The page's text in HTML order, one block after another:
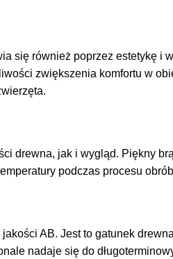
się również poprzez estetykę i
zwiększenia komfortu w
drewna, jak i wygląd. Piękny
podczas procesu
AB. Jest to gatunek
nadaje się do